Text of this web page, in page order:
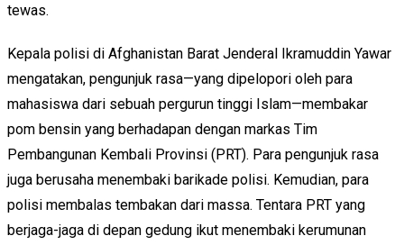
tewas.
Kepala polisi di Afghanistan Barat Jenderal Ikramuddin Yawar
mengatakan, pengunjuk rasa—yang dipelopori oleh para
mahasiswa dari sebuah pergurun tinggi Islam—membakar
pom bensin yang berhadapan dengan markas Tim
Pembangunan Kembali Provinsi (PRT). Para pengunjuk rasa
juga berusaha menembaki barikade polisi. Kemudian, para
polisi membalas tembakan dari massa. Tentara PRT yang
berjaga-jaga di depan gedung ikut menembaki kerumunan